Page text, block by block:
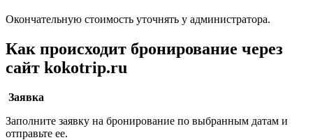
Окончательную стоимость уточнять у администратора.
Как происходит бронирование через
сайт kokotrip.ru
Заявка
Заполните заявку на бронирование по выбранным датам и
отправьте ее.